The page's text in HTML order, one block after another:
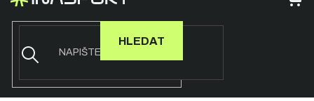
HLEDAT